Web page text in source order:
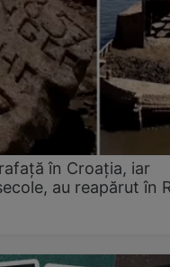
în Croația, iar
au reapărut în